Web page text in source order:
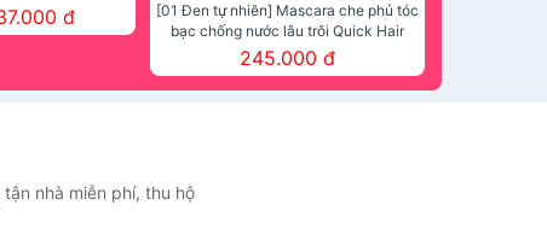
The Face Shop
đ
[01 Đen tự nhiên] Mascara che phủ tóc
bạc chống nước lâu trôi Quick Hair
Waterproof Mascara The Face Shop
245.000 đ
nhà miễn phí, thu hộ